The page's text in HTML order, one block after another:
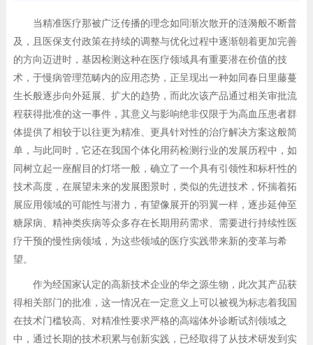
当精准医疗那被广泛传播的理念如同渐次散开的涟漪般不断普
及，且医保支付政策在持续的调整与优化过程中逐渐朝着更加完善
的方向迈进时，基因检测这种在医疗领域具有重要潜在价值的技
术，于慢病管理范畴内的应用态势，正呈现出一种如同春日里藤蔓
生长般逐步向外延展、扩大的趋势，而此次该产品通过相关审批流
程获得批准的这一事件，其意义与影响绝非仅限于为高血压患者群
体提供了相较于以往更为精准、更具针对性的治疗解决方案这般简
单，与此同时，它还在我国个体化用药检测行业的发展历程中，如
同树立起一座醒目的灯塔一般，确立了一个具有引领性和标杆性的
技术高度，在展望未来的发展图景时，类似的先进技术，怀揣着拓
展应用领域的可能性与潜力，有望像展开的羽翼一样，逐步延伸至
糖尿病、精神类疾病等众多存在长期用药需求、需要进行持续性医
疗干预的慢性病领域，为这些领域的医疗实践带来新的变革与希
望。
作为经国家认定的高新技术企业的华之源生物，此次其产品获
得相关部门的批准，这一情况在一定意义上可以被视为标志着我国
在技术门槛较高、对精准性要求严格的高端体外诊断试剂领域之
中，通过长期的技术积累与创新实践，已经取得了从技术研发到实